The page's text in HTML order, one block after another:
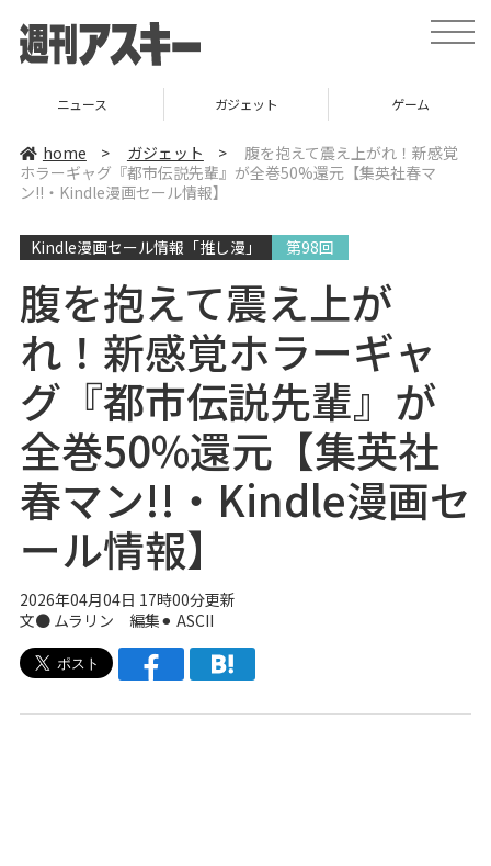
t
o
a
v
ニュース ガジェット ゲーム
home > ガジェット >
腹を抱えて震え上がれ！新感覚
ホラーギャグ『都市伝説先輩』が全巻50%還元【集英社春マ
ン!!・Kindle漫画セール情報】
Kindle漫画セール情報「推し漫」 第98回
腹を抱えて震え上が
れ！新感覚ホラーギャ
グ『都市伝説先輩』が
全巻50%還元【集英社
春マン!!・Kindle漫画セ
ール情報】
2026年04月04日 17時00分更新
文● ムラリン 編集⚫︎ ASCII